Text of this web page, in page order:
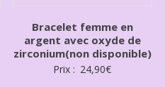
Bracelet femme en
argent avec oxyde de
zirconium(non disponible)
Prix : 24,90€